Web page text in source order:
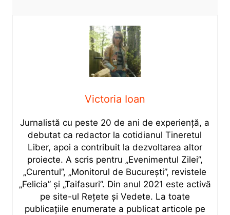
Victoria Ioan
Jurnalistă cu peste 20 de ani de experiență, a
debutat ca redactor la cotidianul Tineretul
Liber, apoi a contribuit la dezvoltarea altor
proiecte. A scris pentru „Evenimentul Zilei”,
„Curentul”, „Monitorul de București”, revistele
„Felicia” și „Taifasuri”. Din anul 2021 este activă
pe site-ul Rețete și Vedete. La toate
publicațiile enumerate a publicat articole pe